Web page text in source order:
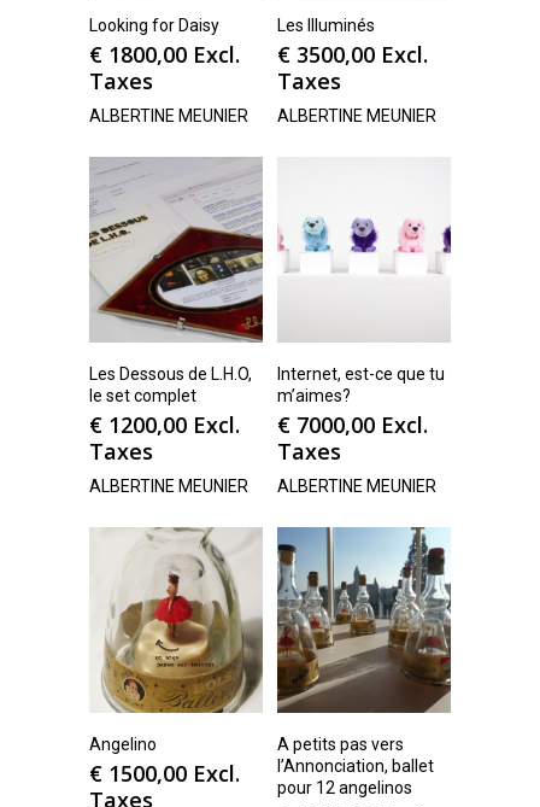
Looking for Daisy
€ 1800,00 Excl.
Taxes
ALBERTINE MEUNIER
Les Illuminés
€ 3500,00 Excl.
Taxes
ALBERTINE MEUNIER
Les Dessous de L.H.O,
le set complet
€ 1200,00 Excl.
Taxes
ALBERTINE MEUNIER
Internet, est-ce que tu
m’aimes?
€ 7000,00 Excl.
Taxes
ALBERTINE MEUNIER
Angelino
€ 1500,00 Excl.
Taxes
A petits pas vers
l’Annonciation, ballet
pour 12 angelinos